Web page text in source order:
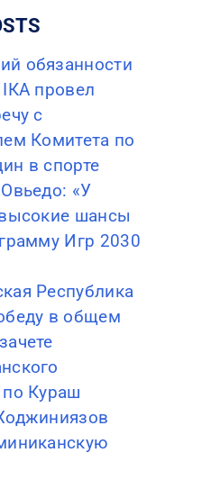
обязанности
провел
с
Комитета по
в спорте
«У
шансы
Игр 2030
Республика
в общем
Кураш